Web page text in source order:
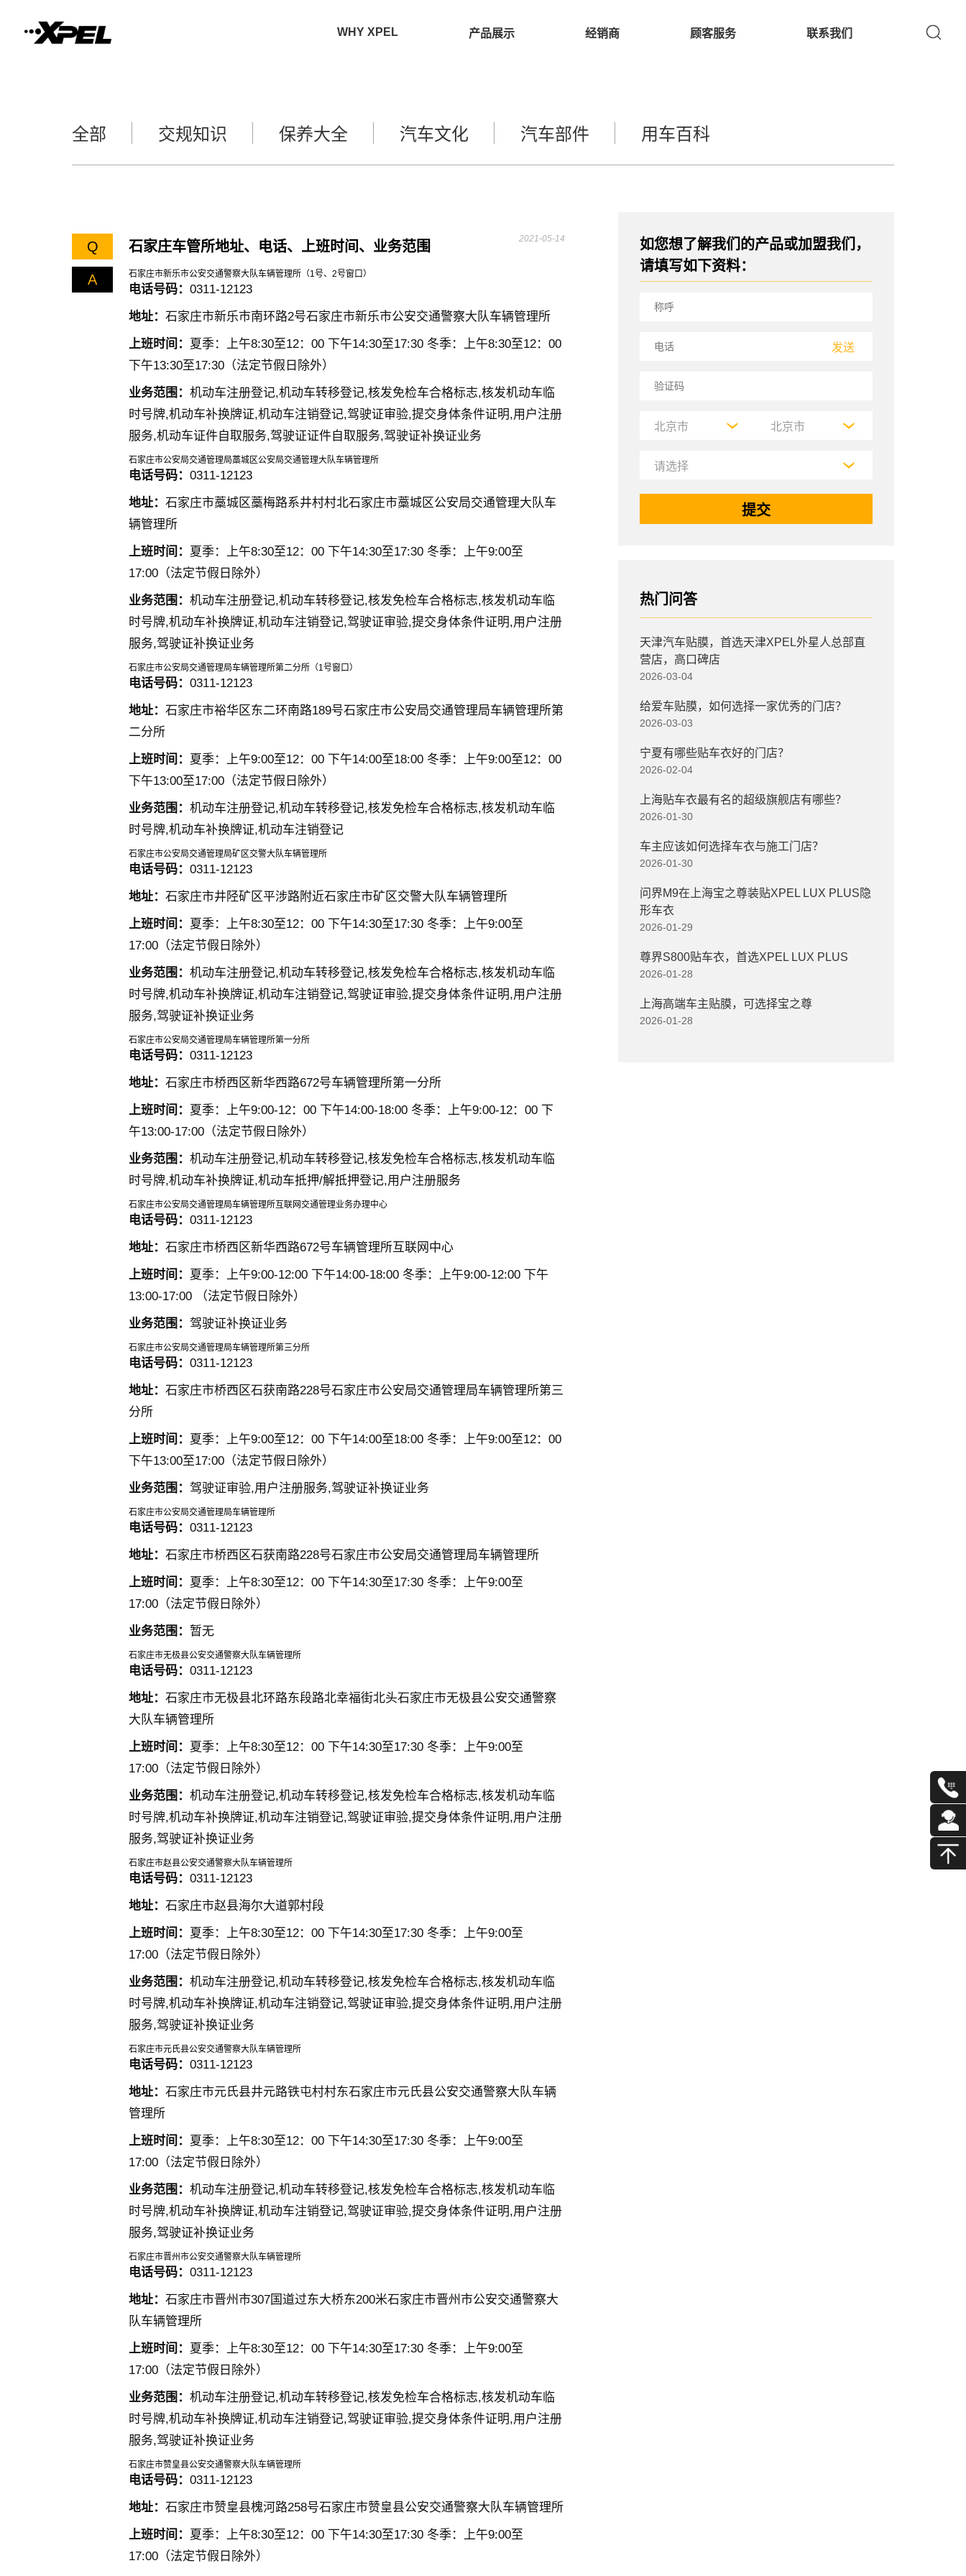
WHY XPEL 产品展示 经销商 顾客服务 联系我们
全部 交规知识 保养大全 汽车文化 汽车部件 用车百科
Q 石家庄车管所地址、电话、上班时间、业务范围 2021-05-14
A 石家庄市新乐市公安交通警察大队车辆管理所（1号、2号窗口）
电话号码： 0311-12123
地址： 石家庄市新乐市南环路2号石家庄市新乐市公安交通警察大队车辆管理所
上班时间： 夏季：上午8:30至12：00 下午14:30至17:30 冬季：上午8:30至12：00
下午13:30至17:30（法定节假日除外）
业务范围： 机动车注册登记,机动车转移登记,核发免检车合格标志,核发机动车临
时号牌,机动车补换牌证,机动车注销登记,驾驶证审验,提交身体条件证明,用户注册
服务,机动车证件自取服务,驾驶证证件自取服务,驾驶证补换证业务
石家庄市公安局交通管理局藁城区公安局交通管理大队车辆管理所
电话号码： 0311-12123
地址： 石家庄市藁城区藁梅路系井村村北石家庄市藁城区公安局交通管理大队车
辆管理所
上班时间： 夏季：上午8:30至12：00 下午14:30至17:30 冬季：上午9:00至
17:00（法定节假日除外）
业务范围： 机动车注册登记,机动车转移登记,核发免检车合格标志,核发机动车临
时号牌,机动车补换牌证,机动车注销登记,驾驶证审验,提交身体条件证明,用户注册
服务,驾驶证补换证业务
石家庄市公安局交通管理局车辆管理所第二分所（1号窗口）
电话号码： 0311-12123
地址： 石家庄市裕华区东二环南路189号石家庄市公安局交通管理局车辆管理所第
二分所
上班时间： 夏季：上午9:00至12：00 下午14:00至18:00 冬季：上午9:00至12：00
下午13:00至17:00（法定节假日除外）
业务范围： 机动车注册登记,机动车转移登记,核发免检车合格标志,核发机动车临
时号牌,机动车补换牌证,机动车注销登记
石家庄市公安局交通管理局矿区交警大队车辆管理所
电话号码： 0311-12123
地址： 石家庄市井陉矿区平涉路附近石家庄市矿区交警大队车辆管理所
上班时间： 夏季：上午8:30至12：00 下午14:30至17:30 冬季：上午9:00至
17:00（法定节假日除外）
业务范围： 机动车注册登记,机动车转移登记,核发免检车合格标志,核发机动车临
时号牌,机动车补换牌证,机动车注销登记,驾驶证审验,提交身体条件证明,用户注册
服务,驾驶证补换证业务
石家庄市公安局交通管理局车辆管理所第一分所
电话号码： 0311-12123
地址： 石家庄市桥西区新华西路672号车辆管理所第一分所
上班时间： 夏季：上午9:00-12：00 下午14:00-18:00 冬季：上午9:00-12：00 下
午13:00-17:00（法定节假日除外）
业务范围： 机动车注册登记,机动车转移登记,核发免检车合格标志,核发机动车临
时号牌,机动车补换牌证,机动车抵押/解抵押登记,用户注册服务
石家庄市公安局交通管理局车辆管理所互联网交通管理业务办理中心
电话号码： 0311-12123
地址： 石家庄市桥西区新华西路672号车辆管理所互联网中心
上班时间： 夏季：上午9:00-12:00 下午14:00-18:00 冬季：上午9:00-12:00 下午
13:00-17:00 （法定节假日除外）
业务范围： 驾驶证补换证业务
石家庄市公安局交通管理局车辆管理所第三分所
电话号码： 0311-12123
地址： 石家庄市桥西区石获南路228号石家庄市公安局交通管理局车辆管理所第三
分所
上班时间： 夏季：上午9:00至12：00 下午14:00至18:00 冬季：上午9:00至12：00
下午13:00至17:00（法定节假日除外）
业务范围： 驾驶证审验,用户注册服务,驾驶证补换证业务
石家庄市公安局交通管理局车辆管理所
电话号码： 0311-12123
地址： 石家庄市桥西区石获南路228号石家庄市公安局交通管理局车辆管理所
上班时间： 夏季：上午8:30至12：00 下午14:30至17:30 冬季：上午9:00至
17:00（法定节假日除外）
业务范围： 暂无
石家庄市无极县公安交通警察大队车辆管理所
电话号码： 0311-12123
地址： 石家庄市无极县北环路东段路北幸福街北头石家庄市无极县公安交通警察
大队车辆管理所
上班时间： 夏季：上午8:30至12：00 下午14:30至17:30 冬季：上午9:00至
17:00（法定节假日除外）
业务范围： 机动车注册登记,机动车转移登记,核发免检车合格标志,核发机动车临
时号牌,机动车补换牌证,机动车注销登记,驾驶证审验,提交身体条件证明,用户注册
服务,驾驶证补换证业务
石家庄市赵县公安交通警察大队车辆管理所
电话号码： 0311-12123
地址： 石家庄市赵县海尔大道郭村段
上班时间： 夏季：上午8:30至12：00 下午14:30至17:30 冬季：上午9:00至
17:00（法定节假日除外）
业务范围： 机动车注册登记,机动车转移登记,核发免检车合格标志,核发机动车临
时号牌,机动车补换牌证,机动车注销登记,驾驶证审验,提交身体条件证明,用户注册
服务,驾驶证补换证业务
石家庄市元氏县公安交通警察大队车辆管理所
电话号码： 0311-12123
地址： 石家庄市元氏县井元路铁屯村村东石家庄市元氏县公安交通警察大队车辆
管理所
上班时间： 夏季：上午8:30至12：00 下午14:30至17:30 冬季：上午9:00至
17:00（法定节假日除外）
业务范围： 机动车注册登记,机动车转移登记,核发免检车合格标志,核发机动车临
时号牌,机动车补换牌证,机动车注销登记,驾驶证审验,提交身体条件证明,用户注册
服务,驾驶证补换证业务
石家庄市晋州市公安交通警察大队车辆管理所
电话号码： 0311-12123
地址： 石家庄市晋州市307国道过东大桥东200米石家庄市晋州市公安交通警察大
队车辆管理所
上班时间： 夏季：上午8:30至12：00 下午14:30至17:30 冬季：上午9:00至
17:00（法定节假日除外）
业务范围： 机动车注册登记,机动车转移登记,核发免检车合格标志,核发机动车临
时号牌,机动车补换牌证,机动车注销登记,驾驶证审验,提交身体条件证明,用户注册
服务,驾驶证补换证业务
石家庄市赞皇县公安交通警察大队车辆管理所
电话号码： 0311-12123
地址： 石家庄市赞皇县槐河路258号石家庄市赞皇县公安交通警察大队车辆管理所
上班时间： 夏季：上午8:30至12：00 下午14:30至17:30 冬季：上午9:00至
17:00（法定节假日除外）
如您想了解我们的产品或加盟我们，
请填写如下资料：
发送
热门问答
天津汽车贴膜，首选天津XPEL外星人总部直
营店，高口碑店
2026-03-04
给爱车贴膜，如何选择一家优秀的门店？
2026-03-03
宁夏有哪些贴车衣好的门店？
2026-02-04
上海贴车衣最有名的超级旗舰店有哪些？
2026-01-30
车主应该如何选择车衣与施工门店？
2026-01-30
问界M9在上海宝之尊装贴XPEL LUX PLUS隐
形车衣
2026-01-29
尊界S800贴车衣，首选XPEL LUX PLUS
2026-01-28
上海高端车主贴膜，可选择宝之尊
2026-01-28